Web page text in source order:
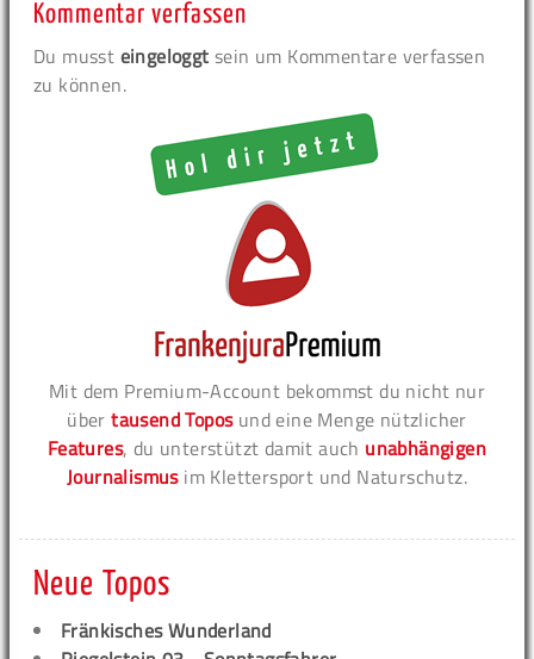
Kommentar verfassen
Du musst eingeloggt sein um Kommentare verfassen
zu können.
Mit dem Premium-Account bekommst du nicht nur
übertausend Toposund eine Menge nützlicher
Features, du unterstützt damit auch unabhängigen
Journalismusim Klettersport und Naturschutz.
Neue Topos
Fränkisches Wunderland